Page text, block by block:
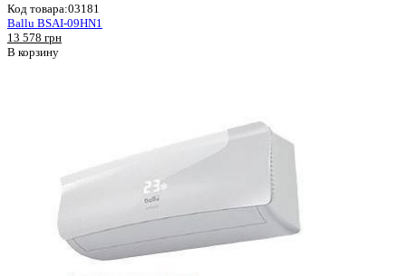
Код товара:03181
Ballu BSAI-09HN1
13 578 грн
В корзину